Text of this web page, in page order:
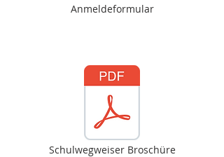
Anmeldeformular
Schulwegweiser Broschüre